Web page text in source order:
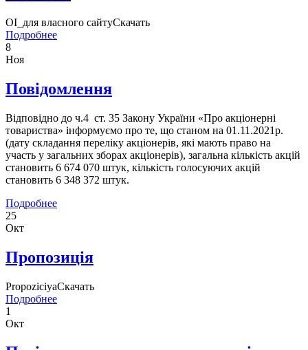
ОІ_для власного сайтуСкачать
Подробнее
8
Ноя
Повідомлення
Відповідно до ч.4 ст. 35 Закону України «Про акціонерні
товариства» інформуємо про те, що станом на 01.11.2021р.
(дату складання переліку акціонерів, які мають право на
участь у загальних зборах акціонерів), загальна кількість акцій
становить 6 674 070 штук, кількість голосуючих акцій
становить 6 348 372 штук.
Подробнее
25
Окт
Пропозиція
PropoziciyaСкачать
Подробнее
1
Окт